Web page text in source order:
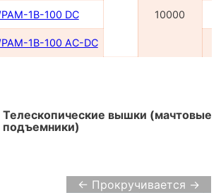
10000
1B-100 DC
1B-100 AC-DC
Телескопические вышки (мачтовые
подъемники)
← Прокручивается →